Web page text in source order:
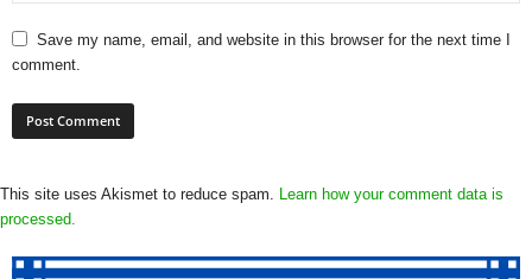
Save my name, email, and website in this browser for the next time I
comment.
This site uses Akismet to reduce spam. Learn how your comment data is
processed.